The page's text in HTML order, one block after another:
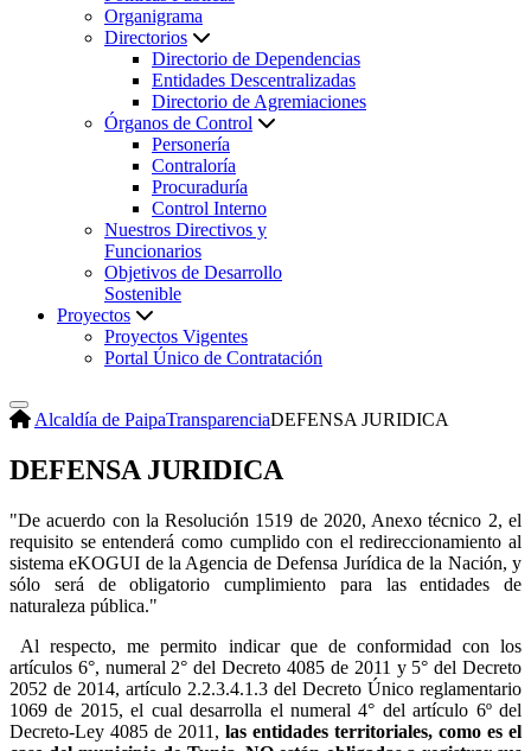
Organigrama
Directorios
Directorio de Dependencias
Entidades Descentralizadas
Directorio de Agremiaciones
Órganos de Control
Personería
Contraloría
Procuraduría
Control Interno
Nuestros Directivos y
Funcionarios
Objetivos de Desarrollo
Sostenible
Proyectos
Proyectos Vigentes
Portal Único de Contratación
Alcaldía de PaipaTransparenciaDEFENSA JURIDICA
DEFENSA JURIDICA
​"De acuerdo con la Resolución 1519 de 2020, Anexo técnico 2, el
requisito se entenderá como cumplido con el redireccionamiento al
sistema eKOGUI de la Agencia de Defensa Jurídica de la Nación, y
sólo será de obligatorio cumplimiento para las entidades de
naturaleza pública."
Al respecto, me permito indicar que de conformidad con los
artículos 6°, numeral 2° del Decreto 4085 de 2011 y 5° del Decreto
2052 de 2014, artículo 2.2.3.4.1.3 del Decreto Único reglamentario
1069 de 2015, el cual desarrolla el numeral 4° del artículo 6º del
Decreto-Ley 4085 de 2011, las entidades territoriales, como es el